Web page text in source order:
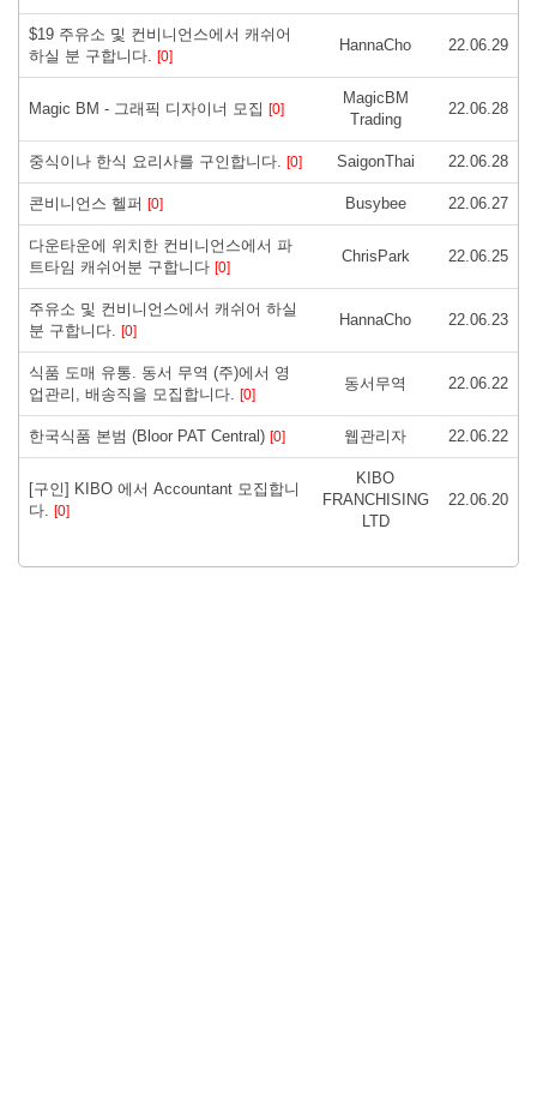
$19 주유소 및 컨비니언스에서 캐쉬어
하실 분 구합니다. [0]
HannaCho 22.06.29
Magic BM - 그래픽 디자이너 모집 [0]
MagicBM
Trading
22.06.28
중식이나 한식 요리사를 구인합니다. [0] SaigonThai 22.06.28
콘비니언스 헬퍼 [0] Busybee 22.06.27
다운타운에 위치한 컨비니언스에서 파
트타임 캐쉬어분 구합니다 [0]
ChrisPark 22.06.25
주유소 및 컨비니언스에서 캐쉬어 하실
분 구합니다. [0]
HannaCho 22.06.23
식품 도매 유통. 동서 무역 (주)에서 영
업관리, 배송직을 모집합니다. [0]
동서무역 22.06.22
한국식품 본범 (Bloor PAT Central) [0] 웹관리자 22.06.22
[구인] KIBO 에서 Accountant 모집합니
다. [0]
KIBO
FRANCHISING
LTD
22.06.20